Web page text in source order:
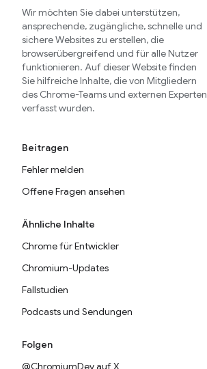
Wir möchten Sie dabei unterstützen,
ansprechende, zugängliche, schnelle und
sichere Websites zu erstellen, die
browserübergreifend und für alle Nutzer
funktionieren. Auf dieser Website finden
Sie hilfreiche Inhalte, die von Mitgliedern
des Chrome-Teams und externen Experten
verfasst wurden.
Beitragen
Fehler melden
Offene Fragen ansehen
Ähnliche Inhalte
Chrome für Entwickler
Chromium-Updates
Fallstudien
Podcasts und Sendungen
Folgen
@ChromiumDev auf X